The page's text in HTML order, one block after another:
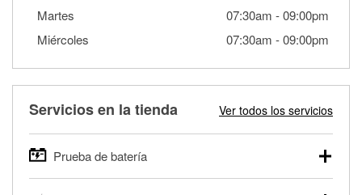
Martes
07:30am -09:00pm
Miércoles
07:30am -09:00pm
Servicios en la tienda Ver todos los servicios
Prueba de batería